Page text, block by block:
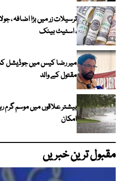
، اسٹیٹ بینک
میر رضا کیس میں جوڈیشل
مقتول کے والد
بیشتر علاقوں میں موسم گرم
امکان
مقبول ترین خبریں